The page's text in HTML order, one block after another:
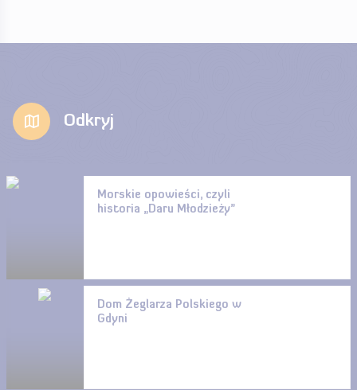
Odkryj
Morskie opowieści, czyli
historia „Daru Młodzieży”
Dom Żeglarza Polskiego w
Gdyni